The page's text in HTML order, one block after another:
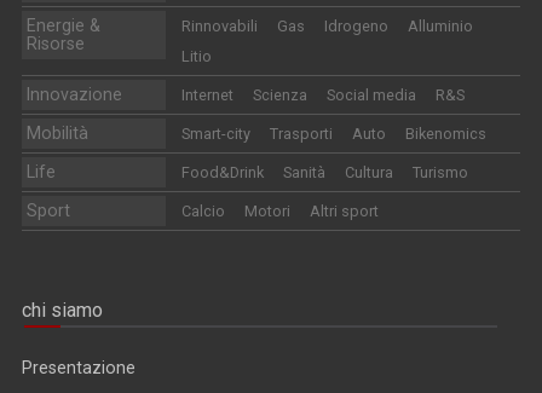
Energie &
Risorse
Rinnovabili Gas Idrogeno
Alluminio
Litio
Innovazione Internet Scienza Social media R&S
Mobilità Smart-city Trasporti Auto Bikenomics
Life Food&Drink Sanità Cultura Turismo
Sport Calcio Motori Altri sport
chi siamo
Presentazione